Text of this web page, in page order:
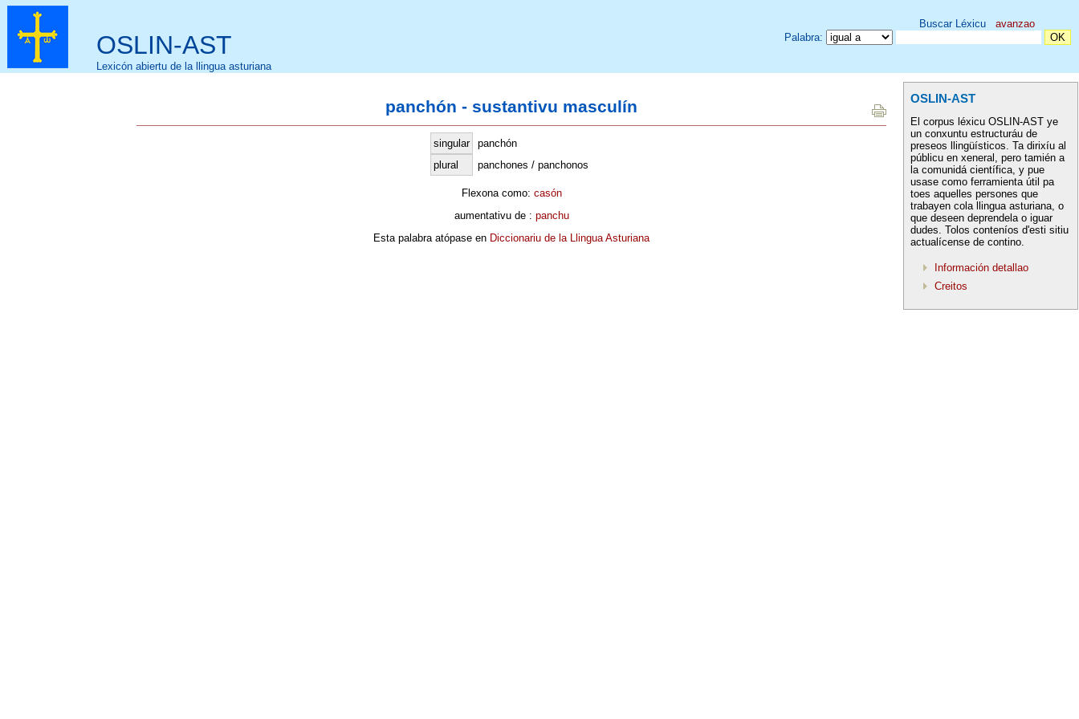
OSLIN-AST
Lexicón abiertu de la llingua asturiana
Buscar Léxicu avanzao
Palabra:
panchón - sustantivu masculín
singular
panchón
plural
panchones / panchonos
Flexona como: casón
aumentativu de : panchu
Esta palabra atópase en Diccionariu de la Llingua Asturiana
OSLIN-AST
El corpus léxicu OSLIN-AST ye
un conxuntu estructuráu de
preseos llingüísticos. Ta dirixíu al
públicu en xeneral, pero tamién a
la comunidá científica, y pue
usase como ferramienta útil pa
toes aquelles persones que
trabayen cola llingua asturiana, o
que deseen deprendela o iguar
dudes. Tolos conteníos d'esti sitiu
actualícense de contino.
Información detallao
Creitos